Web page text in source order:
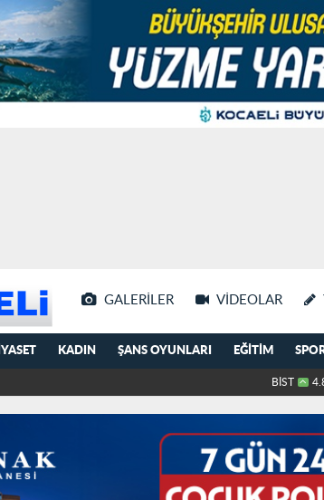
GALERILER VIDEOLAR
KADIN ŞANS OYUNLARI EĞITIM
BİST